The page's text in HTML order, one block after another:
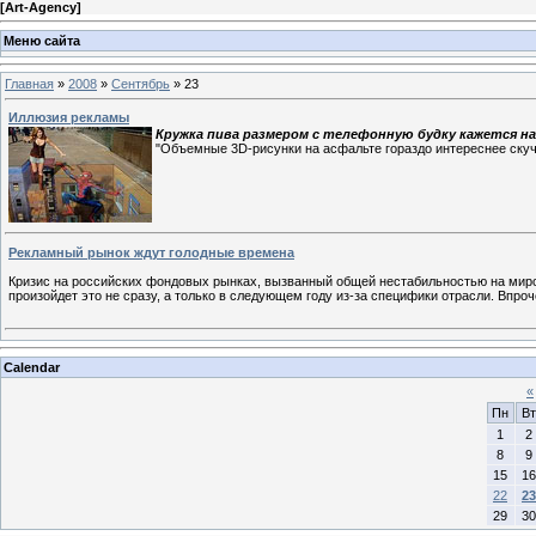
[Art-Agency]
Меню сайта
Главная » 2008 » Сентябрь » 23
Иллюзия рекламы
Кружка пива размером с телефонную будку кажется
"Объемные 3D-рисунки на асфальте гораздо интереснее
Рекламный рынок ждут голодные времена
Кризис на российских фондовых рынках, вызванный общей нестабильностью на
произойдет это не сразу, а только в следующем году из-за специфики отрасли.
Calendar
«
Пн
Вт
1
2
8
9
15
16
22
23
29
30